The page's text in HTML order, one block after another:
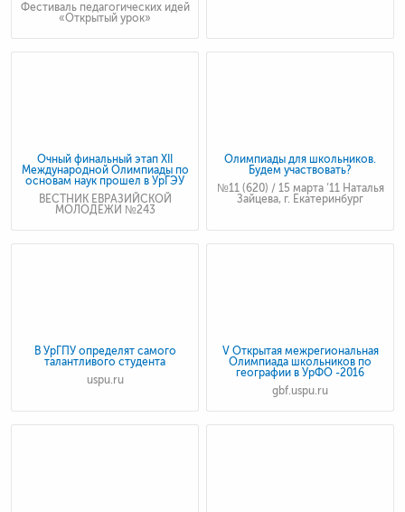
Фестиваль педагогических идей
«Открытый урок»
Очный финальный этап XII
Международной Олимпиады по
основам наук прошел в УрГЭУ
ВЕСТНИК ЕВРАЗИЙСКОЙ
МОЛОДЕЖИ №243
Олимпиады для школьников.
Будем участвовать?
№11 (620) / 15 марта ‘11 Наталья
Зайцева, г. Екатеринбург
В УрГПУ определят самого
талантливого студента
uspu.ru
V Открытая межрегиональная
Олимпиада школьников по
географии в УрФО -2016
gbf.uspu.ru